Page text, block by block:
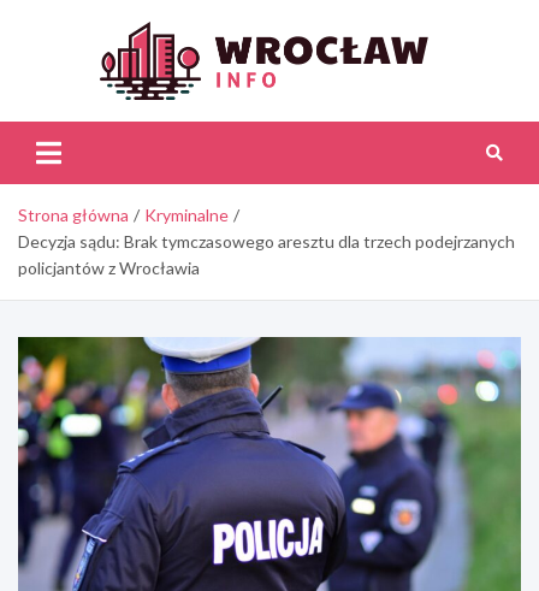
Strona główna
Kryminalne
Decyzja sądu: Brak tymczasowego aresztu dla trzech podejrzanych
policjantów z Wrocławia